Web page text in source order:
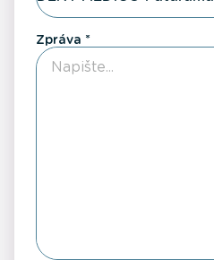
Zpráva